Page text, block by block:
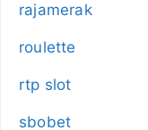
rajamerak
roulette
rtp slot
sbobet